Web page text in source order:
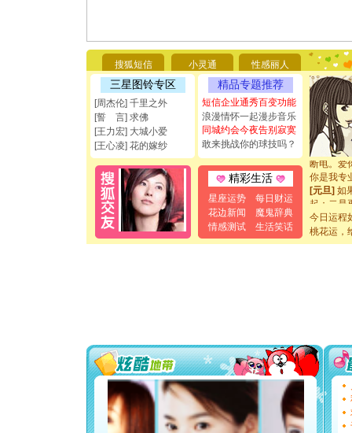
搜狐短信 小灵通 性感丽人
三星图铃专区
[周杰伦] 千里之外
[誓 言] 求佛
[王力宏] 大城小爱
[王心凌] 花的嫁纱
精品专题推荐
短信企业通秀百变功能
浪漫情怀一起漫步音乐
同城约会今夜告别寂寞
敢来挑战你的球技吗？
精彩生活
星座运势
每日财运
花边新闻
魔鬼辞典
情感测试
生活笑话
你太多，
要平安
[圣诞节]
能正大光
都要快乐
[圣诞节]
如意,快
[元旦]看
断电。爱
你是我专
[元旦]如
起；二是
离。水晶
[元旦]当
泣，这痛
[圣诞节]
你太多
要平安
[圣诞节]
能正大
都要快乐
[圣诞节]
今日运程
桃花运，